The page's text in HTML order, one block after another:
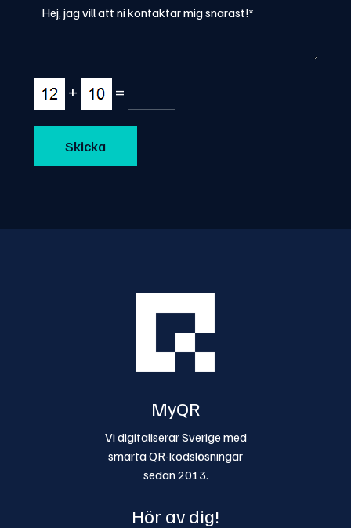
+ =
MyQR
Vi digitaliserar Sverige med
smarta QR-kodslösningar
sedan 2013.
Hör av dig!